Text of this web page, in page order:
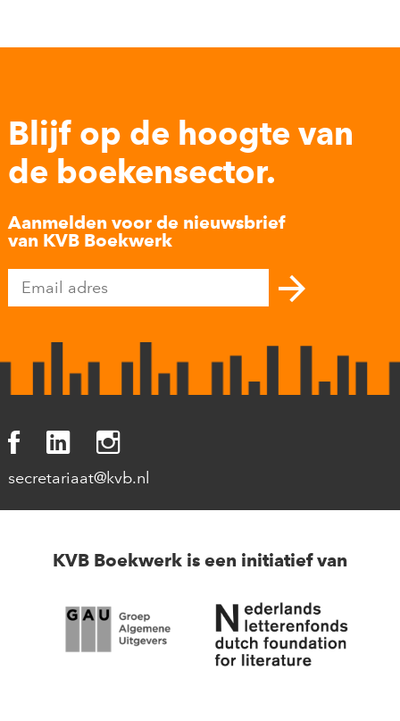
Blijf op de hoogte van
de boekensector.
Aanmelden voor de nieuwsbrief
van KVB Boekwerk
secretariaat@kvb.nl
KVB Boekwerk is een initiatief van